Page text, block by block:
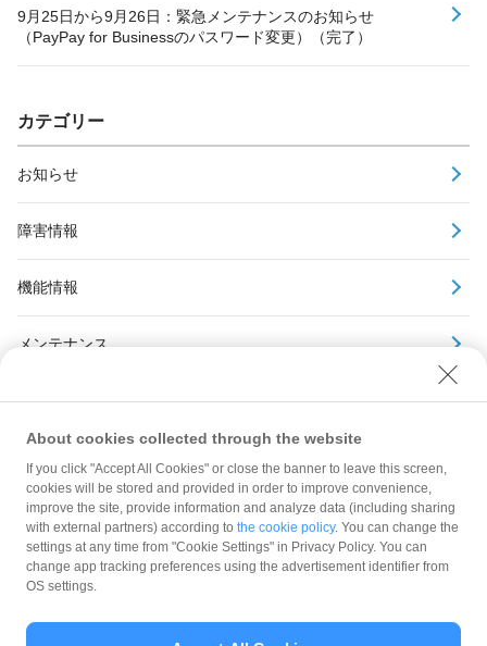
9月25日から9月26日：緊急メンテナンスのお知らせ
（PayPay for Businessのパスワード変更）（完了）
カテゴリー
お知らせ
障害情報
機能情報
メンテナンス
規約
ガイドライン
About cookies collected through the website
If you click "Accept All Cookies" or close the banner to leave this screen,
cookies will be stored and provided in order to improve convenience,
improve the site, provide information and analyze data (including sharing
with external partners) according to the cookie policy. You can change the
settings at any time from "Cookie Settings" in Privacy Policy. You can
change app tracking preferences using the advertisement identifier from
OS settings.